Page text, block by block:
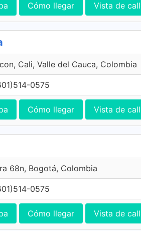
Cómo llegar Vista de
Cali, Valle del Cauca, Colombia
0575
Cómo llegar Vista de
68n, Bogotá, Colombia
0575
Cómo llegar Vista de